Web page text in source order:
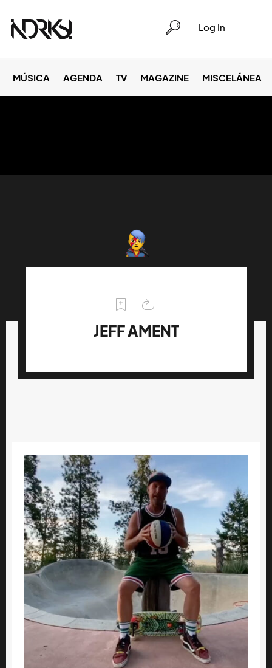
Log In
MÚSICA AGENDA TV MAGAZINE MISCELÁNEA
JEFF AMENT